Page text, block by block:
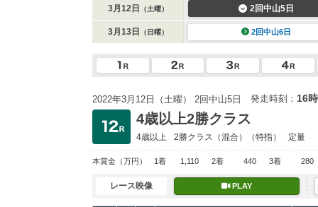
3月12日 （土曜） 2回中山5日
3月13日 （日曜） 2回中山6日
2022年3月12日（土曜） 2回中山5日 発走時刻： 16
4歳以上2勝クラス
4歳以上 2勝クラス （混合）（特指） 定量
本賞金 （万円） 1着 1,110 2着 440 3着 280
レース映像 PLAY